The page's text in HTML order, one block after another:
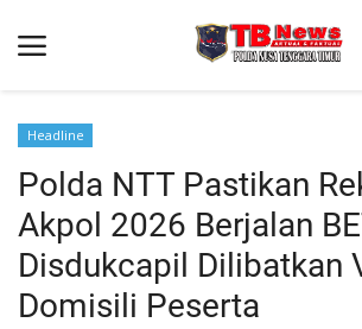
Beranda
Binkam
Terms & Conditions
Reskrim
Headline
Polda NTT Pastikan
Akpol 2026 Berjalan
Disdukcapil Dilibatkan
Domisili Peserta